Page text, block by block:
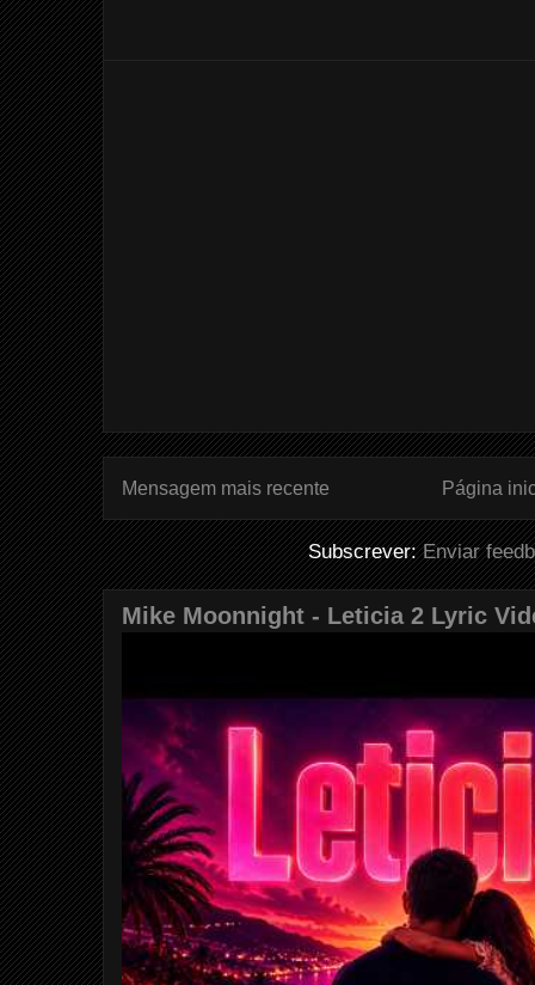
Mensagem mais recente Página
Subscrever:Enviar
Mike Moonnight - Leticia 2 Lyric